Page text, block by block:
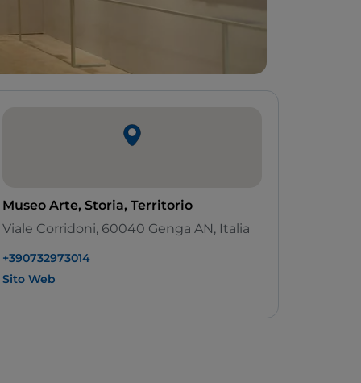
Museo Arte, Storia, Territorio
Viale Corridoni, 60040 Genga AN, Italia
+390732973014
Sito Web